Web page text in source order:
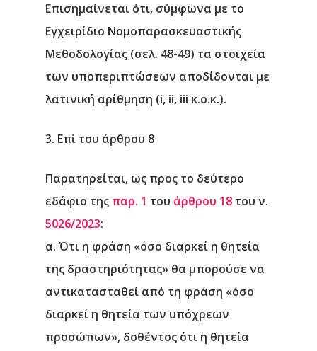
Επισημαίνεται ότι, σύμφωνα με το
Εγχειρίδιο Νομοπαρασκευαστικής
Μεθοδολογίας (σελ. 48-49) τα στοιχεία
των υποπεριπτώσεων αποδίδονται με
λατινική αρίθμηση (i, ii, iii κ.ο.κ.).
3. Επί του άρθρου 8
Παρατηρείται, ως προς το δεύτερο
εδάφιο της παρ. 1 του άρθρου 18 του ν.
5026/2023:
α. Ότι η φράση «όσο διαρκεί η θητεία
της δραστηριότητας» θα μπορούσε να
αντικατασταθεί από τη φράση «όσο
διαρκεί η θητεία των υπόχρεων
προσώπων», δοθέντος ότι η θητεία